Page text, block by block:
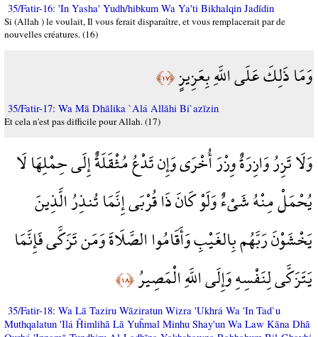
35/Fatir-16: 'In Yasha' Yudh/hibkum Wa Ya'ti Bikhalqin Jadīdin
Si (Allah ) le voulait, Il vous ferait disparaître, et vous remplacerait par de
nouvelles créatures. (16)
وَمَا ذَلِكَ عَلَى اللَّهِ بِعَزِيزٍ﴿١٧﴾
35/Fatir-17: Wa Mā Dhālika `Alá Allāhi Bi`azīzin
Et cela n'est pas difficile pour Allah. (17)
وَلَا تَزِرُ وَازِرَةٌ وِزْرَ أُخْرَى وَإِن تَدْعُ مُثْقَلَةٌ إِلَى حِمْلِهَا لَا
يُحْمَلْ مِنْهُ شَيْءٌ وَلَوْ كَانَ ذَا قُرْبَى إِنَّمَا تُنذِرُ الَّذِينَ
يَخْشَوْنَ رَبَّهُم بِالغَيْبِ وَأَقَامُوا الصَّلَاةَ وَمَن تَزَكَّى فَإِنَّمَا
يَتَزَكَّى لِنَفْسِهِ وَإِلَى اللَّهِ الْمَصِيرُ﴿١٨﴾
35/Fatir-18: Wa Lā Taziru Wāziratun Wizra 'Ukhrá Wa 'In Tad`u
Muthqalatun 'Ilá Ĥimlihā Lā Yuĥmal Minhu Shay'un Wa Law Kāna Dhā